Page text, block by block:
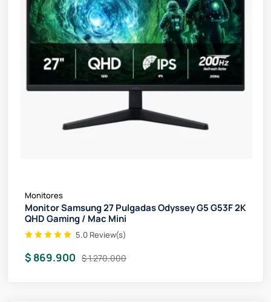
Monitores
Monitor Samsung 27 Pulgadas Odyssey G5 G53F 2K
QHD Gaming / Mac Mini
5.0 Review(s)
$ 869.900 $ 1.270.000